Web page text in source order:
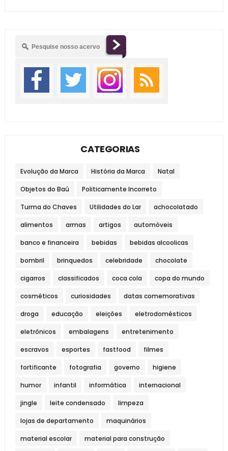
CATEGORIAS
Evolução da Marca História da Marca Natal
Objetos do Baú Politicamente Incorreto
Turma do Chaves Utilidades do Lar achocolatado
alimentos armas artigos automóveis
banco e financeira bebidas bebidas alcoolicas
bombril brinquedos celebridade chocolate
cigarros classificados coca cola copa do mundo
cosméticos curiosidades datas comemorativas
droga educação eleições eletrodomésticos
eletrônicos embalagens entretenimento
escravos esportes fastfood filmes
fortificante fotografia governo higiene
humor infantil informática internacional
jingle leite condensado limpeza
lojas de departamento maquinários
material escolar material para construção